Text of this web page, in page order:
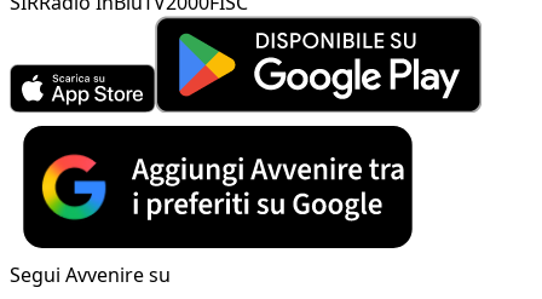
Segui Avvenire su